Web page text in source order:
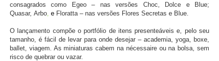
consagrados como Egeo – nas versões Choc, Dolce e Blue;
Quasar, Arbo e Floratta – nas versões Flores Secretas e Blue.
O lançamento compõe o portfólio de itens presenteáveis e, pelo seu
tamanho, é fácil de levar para onde desejar – academia, yoga, boxe,
ballet, viagem. As miniaturas cabem na nécessaire ou na bolsa, sem
risco de quebrar ou vazar.